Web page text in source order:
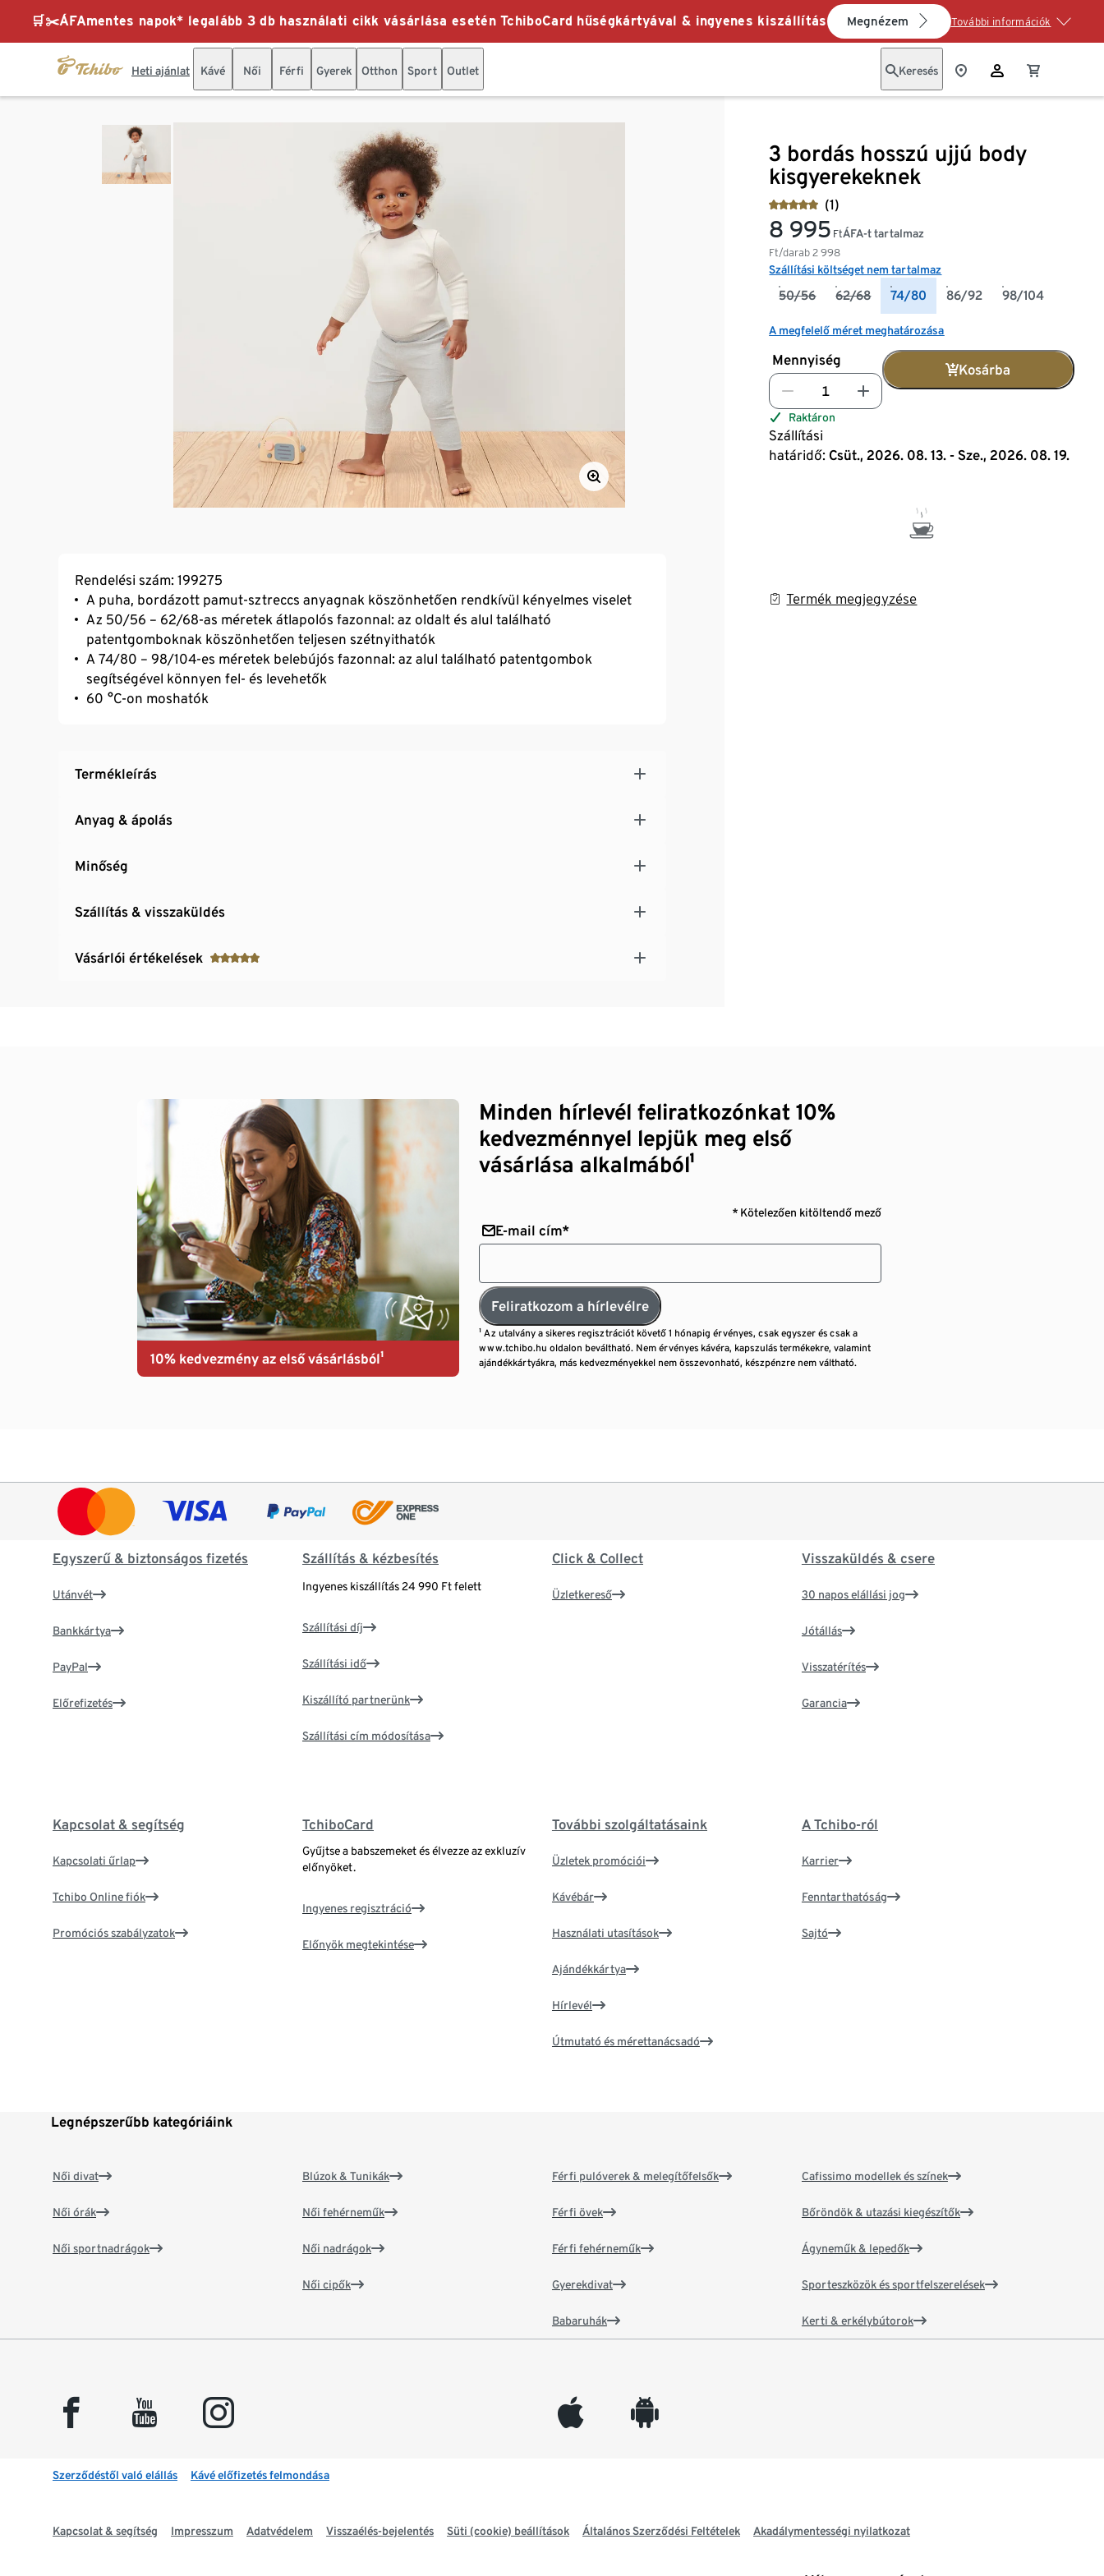
🛒✂️ÁFAmentes napok* legalább 3 db használati cikk vásárlása esetén TchiboCard hűségkártyával & ingyenes kiszállítás Megnézem További információk
Heti ajánlat Kávé Női Férfi Gyerek Otthon Sport Outlet Keresés
3 bordás hosszú ujjú body
kisgyerekeknek
(1)
8 995 Ft
Ft/darab2 998
ÁFA-t tartalmaz
Szállítási költséget nem tartalmaz
50/56 62/68 74/80 86/92 98/104
A megfelelő méret meghatározása
Mennyiség
Kosárba
Raktáron
Szállítási
határidő: Csüt., 2026. 08. 13. - Sze., 2026. 08. 19.
Termék megjegyzése
Rendelési szám: 199275
A puha, bordázott pamut-sztreccs anyagnak köszönhetően rendkívül kényelmes viselet
Az 50/56 – 62/68-as méretek átlapolós fazonnal: az oldalt és alul található
patentgomboknak köszönhetően teljesen szétnyithatók
A 74/80 – 98/104-es méretek belebújós fazonnal: az alul található patentgombok
segítségével könnyen fel- és levehetők
60 °C-on moshatók
Termékleírás
Anyag & ápolás
Minőség
Szállítás & visszaküldés
Vásárlói értékelések
10% kedvezmény az első vásárlásból¹
Minden hírlevél feliratkozónkat 10%
kedvezménnyel lepjük meg első
vásárlása alkalmából¹
* Kötelezően kitöltendő mező
E-mail cím*
Feliratkozom a hírlevélre
¹ Az utalvány a sikeres regisztrációt követő 1 hónapig érvényes, csak egyszer és csak a
www.tchibo.hu oldalon beváltható. Nem érvényes kávéra, kapszulás termékekre, valamint
ajándékkártyákra, más kedvezményekkel nem összevonható, készpénzre nem váltható.
Egyszerű & biztonságos fizetés
Utánvét
Bankkártya
PayPal
Előrefizetés
Szállítás & kézbesítés
Ingyenes kiszállítás 24 990 Ft felett
Szállítási díj
Szállítási idő
Kiszállító partnerünk
Szállítási cím módosítása
Click & Collect
Üzletkereső
Visszaküldés & csere
30 napos elállási jog
Jótállás
Visszatérítés
Garancia
Kapcsolat & segítség
Kapcsolati űrlap
Tchibo Online fiók
Promóciós szabályzatok
TchiboCard
Gyűjtse a babszemeket és élvezze az exkluzív
előnyöket.
Ingyenes regisztráció
Előnyök megtekintése
További szolgáltatásaink
Üzletek promóciói
Kávébár
Használati utasítások
Ajándékkártya
Hírlevél
Útmutató és mérettanácsadó
A Tchibo-ról
Karrier
Fenntarthatóság
Sajtó
Legnépszerűbb kategóriáink
Női divat
Női órák
Női sportnadrágok
Blúzok & Tunikák
Női fehérneműk
Női nadrágok
Női cipők
Férfi pulóverek & melegítőfelsők
Férfi övek
Férfi fehérneműk
Gyerekdivat
Babaruhák
Cafissimo modellek és színek
Bőröndök & utazási kiegészítők
Ágyneműk & lepedők
Sporteszközök és sportfelszerelések
Kerti & erkélybútorok
facebook youtube instagram appleinc android
Szerződéstől való elállás Kávé előfizetés felmondása
Kapcsolat & segítség Impresszum Adatvédelem Visszaélés-bejelentés Süti (cookie) beállítások Általános Szerződési Feltételek Akadálymentességi nyilatkozat